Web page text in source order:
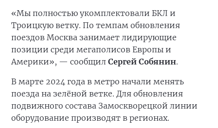
«Мы полностью укомплектовали БКЛ и
Троицкую ветку. По темпам обновления
поездов Москва занимает лидирующие
позиции среди мегаполисов Европы и
Америки», — сообщил Сергей Собянин.
В марте 2024 года в метро начали менять
поезда на зелёной ветке. Для обновления
подвижного состава Замоскворецкой линии
оборудование производят в регионах.